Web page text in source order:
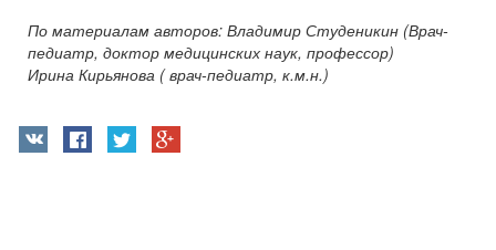
По материалам авторов: Владимир Студеникин (Врач-
педиатр, доктор медицинских наук, профессор)
Ирина Кирьянова ( врач-педиатр, к.м.н.)